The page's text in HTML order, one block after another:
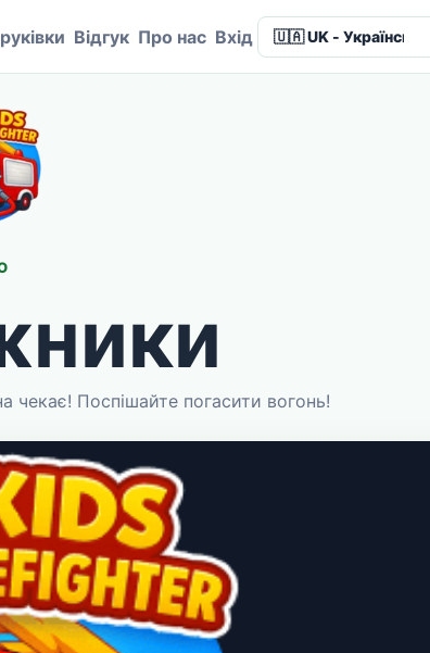
Відгук Про нас Вхід Language
Поспішайте погасити вогонь!